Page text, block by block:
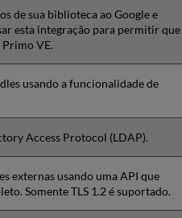
de sua biblioteca ao Google e
esta integração para permitir que
VE.
usando a funcionalidade de
Access Protocol (LDAP).
externas usando uma API que
Somente TLS 1.2 é suportado.